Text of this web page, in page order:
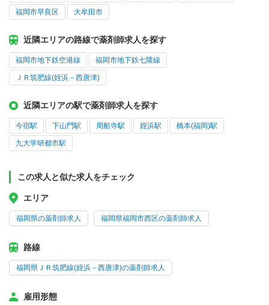
福岡市早良区 大牟田市
近隣エリアの路線で薬剤師求人を探す
福岡市地下鉄空港線 福岡市地下鉄七隈線
ＪＲ筑肥線(姪浜－西唐津)
近隣エリアの駅で薬剤師求人を探す
今宿駅 下山門駅 周船寺駅 姪浜駅 橋本(福岡)駅
九大学研都市駅
この求人と似た求人をチェック
エリア
福岡県の薬剤師求人 福岡県福岡市西区の薬剤師求人
路線
福岡県ＪＲ筑肥線(姪浜－西唐津)の薬剤師求人
雇用形態